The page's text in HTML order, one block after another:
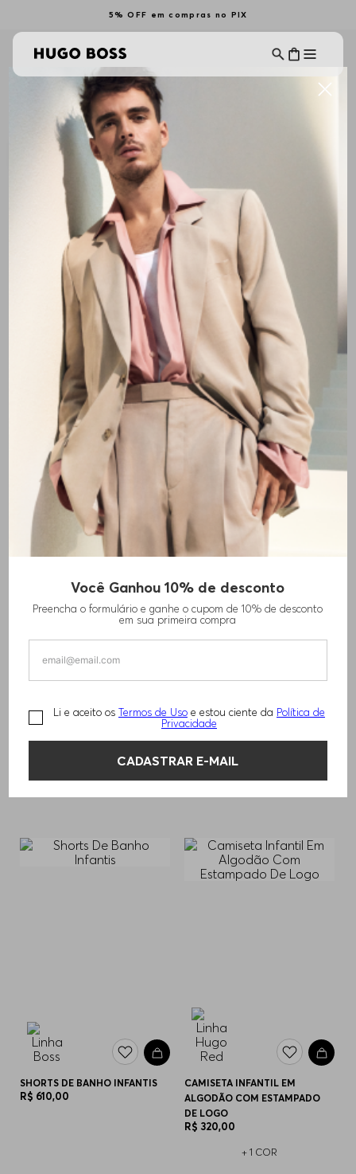
5% OFF em compras no PIX
Você Ganhou 10% de desconto
Preencha o formulário e ganhe o cupom de 10% de desconto
em sua primeira compra
Li e aceito os Termos de Uso e estou ciente da Política de
Privacidade
CADASTRAR E-MAIL
MENINO
ALL BRANDS Filtrar
CALÇAS INFANTIS DE
MOLETOM
840 ,00
BERMUDA INFANTIL
MOLETOM INFANTIL COM
GOLA COM ZÍPER
TÊNIS INFATIL COM LOGO
SHORTS DE BANHO INFANTIS
R$ 610,00
CAMISETA INFANTIL EM
ALGODÃO COM ESTAMPADO
DE LOGO
R$ 320,00
+ 1 COR